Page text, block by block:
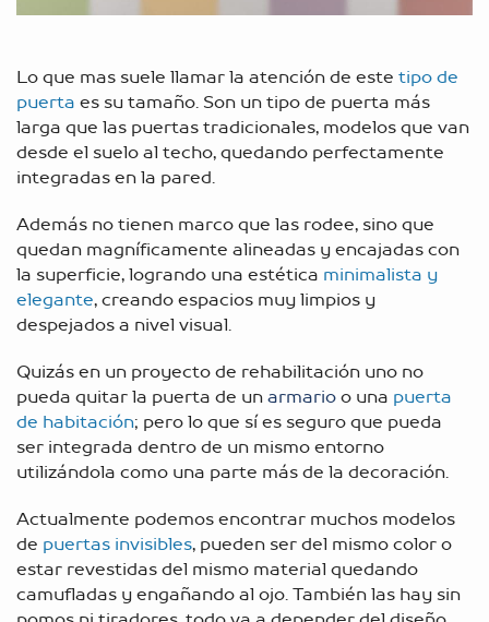
Lo que mas suele llamar la atención de este tipo de
puerta es su tamaño. Son un tipo de puerta más
larga que las puertas tradicionales, modelos que van
desde el suelo al techo, quedando perfectamente
integradas en la pared.
Además no tienen marco que las rodee, sino que
quedan magníficamente alineadas y encajadas con
la superficie, logrando una estética minimalista y
elegante, creando espacios muy limpios y
despejados a nivel visual.
Quizás en un proyecto de rehabilitación uno no
pueda quitar la puerta de unarmarioo una puerta
de habitación; pero lo que sí es seguro que pueda
ser integrada dentro de un mismo entorno
utilizándola como una parte más de la decoración.
Actualmente podemos encontrar muchos modelos
de puertas invisibles, pueden ser del mismo color o
estar revestidas del mismo material quedando
camufladas y engañando al ojo. También las hay sin